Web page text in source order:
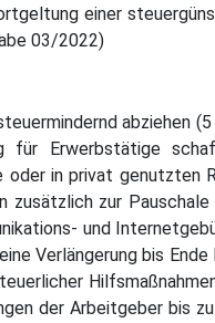
einer
03/2022)
abziehen
für Erwerbstätige
in privat genutzten
zur
und
Verlängerung bis
der Arbeitgeber bis